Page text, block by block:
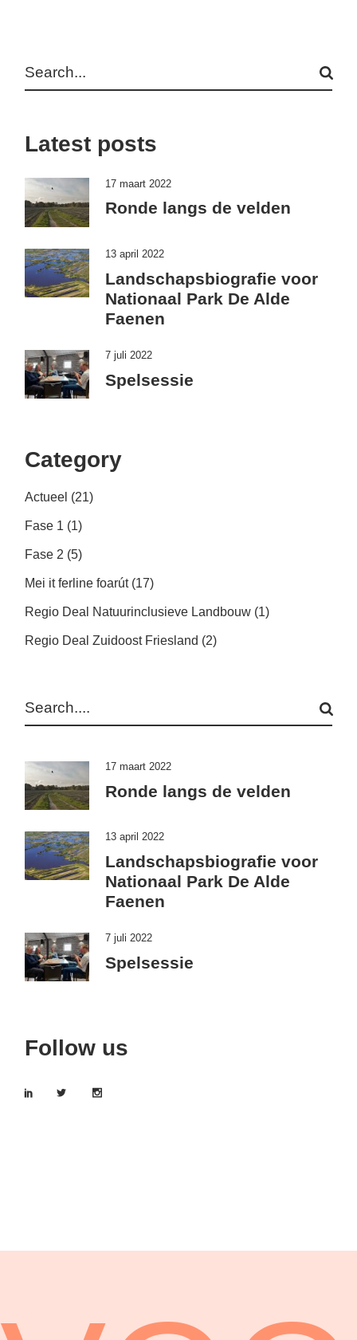
Latest posts
17 maart 2022
Ronde langs de velden
13 april 2022
Landschapsbiografie voor
Nationaal Park De Alde
Faenen
7 juli 2022
Spelsessie
Category
Actueel (21)
Fase 1 (1)
Fase 2 (5)
Mei it ferline foarút(17)
Regio Deal Natuurinclusieve Landbouw (1)
Regio Deal Zuidoost Friesland (2)
17 maart 2022
Ronde langs de velden
13 april 2022
Landschapsbiografie voor
Nationaal Park De Alde
Faenen
7 juli 2022
Spelsessie
Follow us